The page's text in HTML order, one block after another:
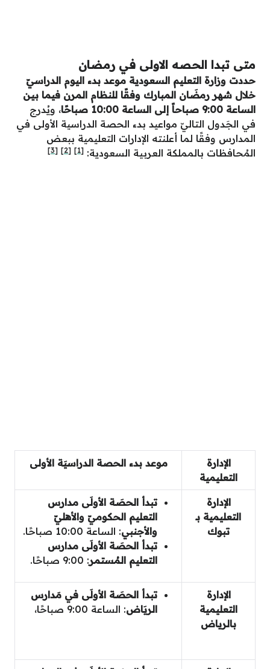
متى تبدا الحصه الاولى في رمضان
حددت وزارة التعليم السعودية موعد بدء اليوم الدراسيّ
خلال شهر رمضَان المبارك وفقًا للنظام المرن فيما بين
الساعة 9:00 صباحاً إلى الساعة 10:00 صباحًا
، ويُدرج
في الجَدول التاليّ مواعيد بدء الحصة الدراسية الأولى في
المدارس وفقًا لما أعلنته الإدارات التعليمية ببعض
المُحافظات بالمملكة العربية السعودية: [1]
[2]
[3]
الإدارة
التعليمية
موعد بدء الحصة الدراسيَة الأولى
الإدارة
التعليمية بـ
تبوك
تبدأ الحصَة الأولَى مدارس
التعليم الحكوميّ والأهليّ
والأجنبي: الساعة 10:00 صباحًا.
تبدأ الحصَة الأولَى مدارس
التعليم المُستمر: 9:00 صباحًا.
الإدارة
التعليمية
بالرياض
تبدأ الحصَة الأولَى في مَدارس
الريَاض: الساعة 9:00 صباحًا،